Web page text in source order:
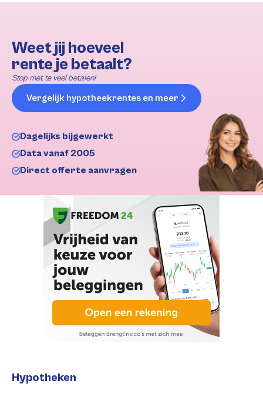
Weet jij hoeveel
rente je betaalt?
Stop met te veel betalen!
Vergelijk hypotheekrentes en meer
Dagelijks bijgewerkt
Data vanaf 2005
Direct offerte aanvragen
Hypotheken